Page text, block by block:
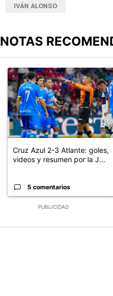
IVÁN ALONSO
NOTAS
PUBLICIDAD
Un artículo de tendencia con
Cruz Azul 2-3 Atlante: goles,
videos y resumen por la J...
5 comentarios